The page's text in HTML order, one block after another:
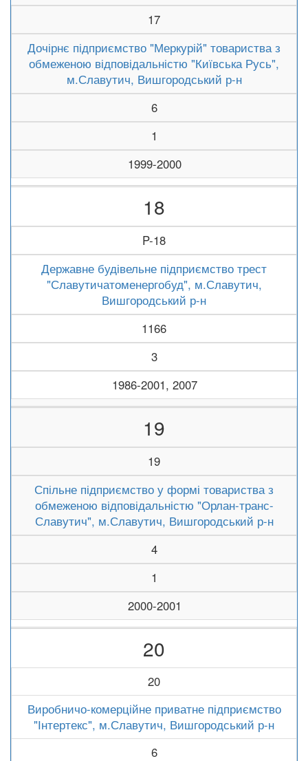
17
Дочірнє підприємство "Меркурій" товариства з
обмеженою відповідальністю "Київська Русь",
м.Славутич, Вишгородський р-н
6
1
1999-2000
18
P-18
Державне будівельне підприємство трест
"Славутичатоменергобуд", м.Славутич,
Вишгородський р-н
1166
3
1986-2001, 2007
19
19
Спільне підприємство у формі товариства з
обмеженою відповідальністю "Орлан-транс-
Славутич", м.Славутич, Вишгородський р-н
4
1
2000-2001
20
20
Виробничо-комерційне приватне підприємство
"Інтертекс", м.Славутич, Вишгородський р-н
6